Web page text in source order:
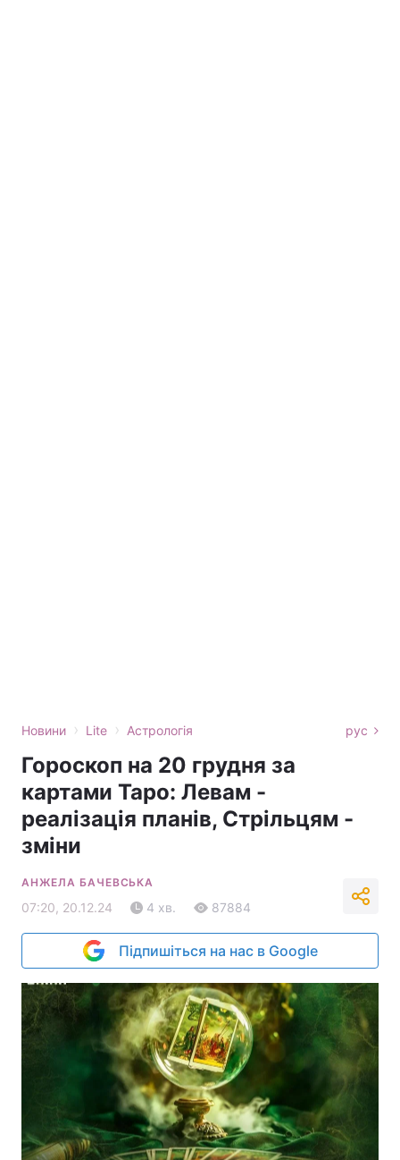
Новини › Lite › Астрологія рус
Гороскоп на 20 грудня за
картами Таро: Левам -
реалізація планів, Стрільцям -
зміни
АНЖЕЛА БАЧЕВСЬКА
07:20, 20.12.24 4 хв. 87884
Підпишіться на нас в Google